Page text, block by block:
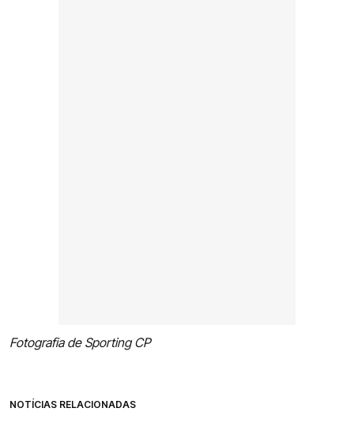
Fotografia de Sporting CP
NOTÍCIAS RELACIONADAS